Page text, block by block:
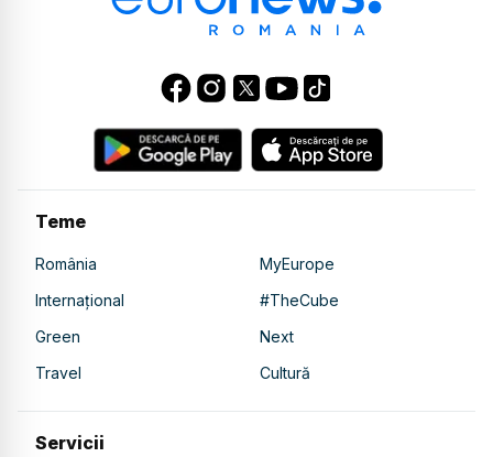
Teme
România
MyEurope
Internațional
#TheCube
Green
Next
Travel
Cultură
Servicii